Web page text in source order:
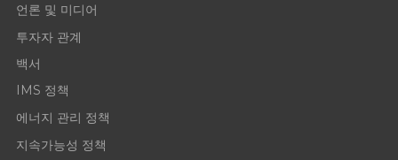
언론 및 미디어
투자자 관계
백서
IMS 정책
에너지 관리 정책
지속가능성 정책